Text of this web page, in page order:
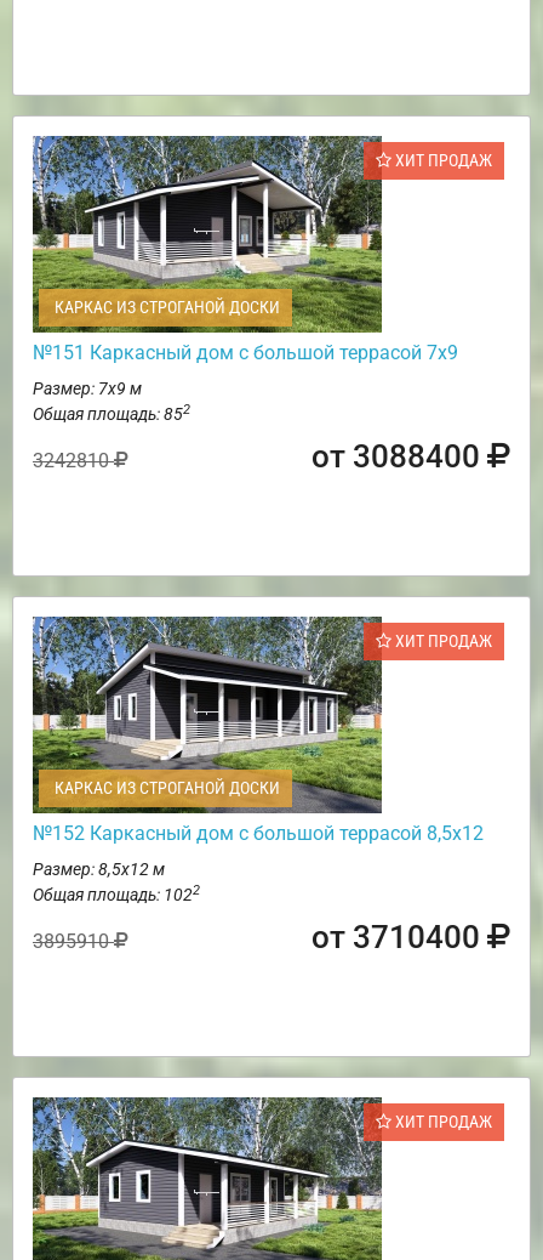
ХИТ ПРОДАЖ
КАРКАС ИЗ СТРОГАНОЙ ДОСКИ
№151 Каркасный дом с большой террасой 7х9
Размер: 7х9 м
Общая площадь: 852
3242810 от 3088400
ХИТ ПРОДАЖ
КАРКАС ИЗ СТРОГАНОЙ ДОСКИ
№152 Каркасный дом с большой террасой 8,5х12
Размер: 8,5х12 м
Общая площадь: 1022
3895910 от 3710400
ХИТ ПРОДАЖ